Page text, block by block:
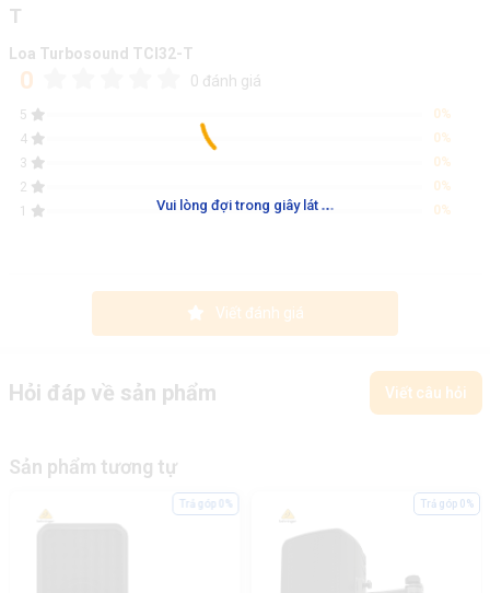
Vui lòng đợi trong giây lát ...
T
Loa Turbosound TCI32-T
0 0 đánh giá
5
0%
4
0%
3
0%
2
0%
1
0%
Viết đánh giá
Hỏi đáp về sản phẩm Viết câu hỏi
Sản phẩm tương tự
Trả góp 0% Trả góp 0%